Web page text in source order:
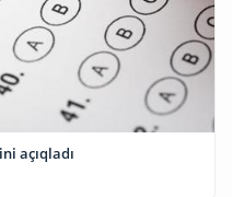
açıqladı